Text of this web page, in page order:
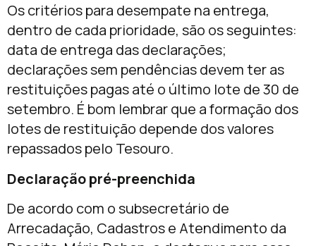
Os critérios para desempate na entrega,
dentro de cada prioridade, são os seguintes:
data de entrega das declarações;
declarações sem pendências devem ter as
restituições pagas até o último lote de 30 de
setembro. É bom lembrar que a formação dos
lotes de restituição depende dos valores
repassados pelo Tesouro.
Declaração pré-preenchida
De acordo com o subsecretário de
Arrecadação, Cadastros e Atendimento da